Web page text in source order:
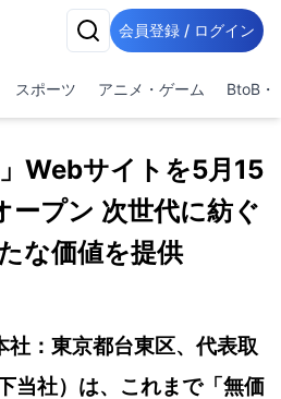
会員登録 / ログイン
スポーツ アニメ・ゲーム BtoB・
Webサイトを5月15
ープン 次世代に紡ぐ
な価値を提供
：東京都台東区、代表取
当社）は、これまで「無価